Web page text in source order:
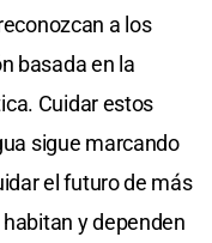
a los
basada en la
Cuidar estos
sigue marcando
el futuro de más
y dependen